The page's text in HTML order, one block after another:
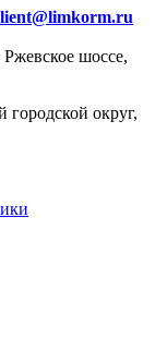
шоссе,
городской округ,